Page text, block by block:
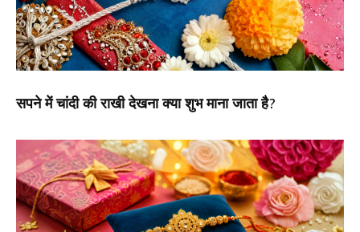
सपने में चांदी की राखी देखना क्या शुभ माना जाता है?